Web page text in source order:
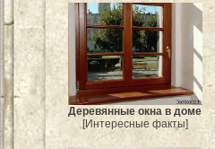
Деревянные окна в доме
[Интересные факты]